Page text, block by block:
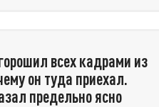
всех кадрами из
он туда приехал.
предельно ясно